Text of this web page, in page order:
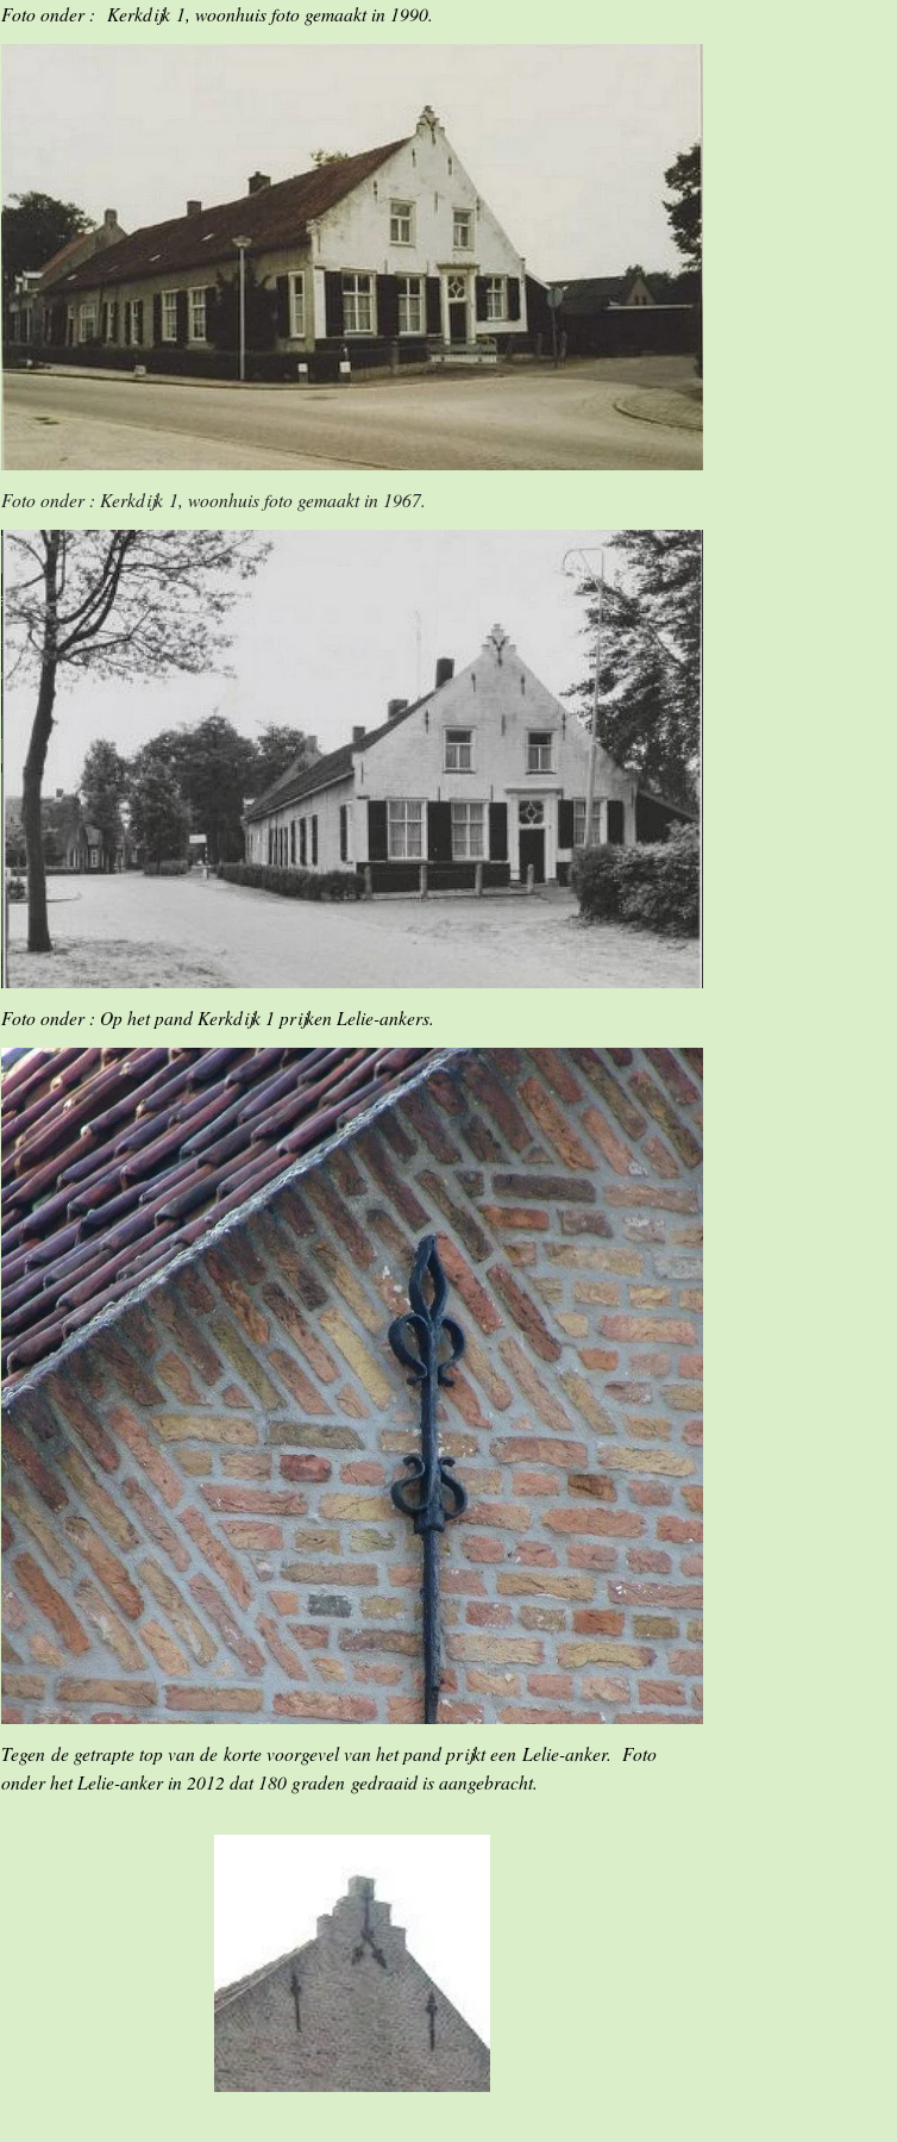
Foto onder : Kerkdijk 1, woonhuis foto gemaakt in 1990.
Foto onder : Kerkdijk 1, woonhuis foto gemaakt in 1967.
Foto onder : Op het pand Kerkdijk 1 prijken Lelie-ankers.
Tegen de getrapte top van de korte voorgevel van het pand prijkt een Lelie-anker. Foto
onder het Lelie-anker in 2012 dat 180 graden gedraaid is aangebracht.